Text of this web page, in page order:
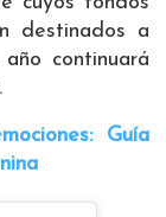
destinados a
continuará
Guía